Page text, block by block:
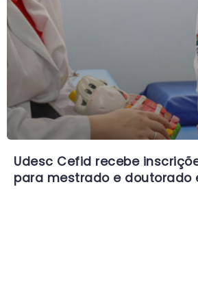
Udesc Cefid recebe
para mestrado e doutorado